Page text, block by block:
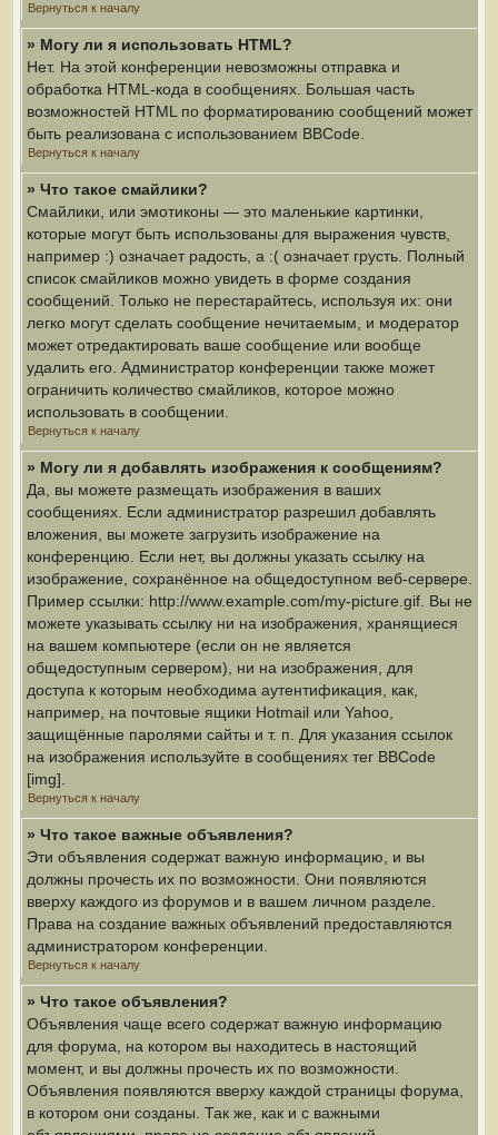
Вернуться к началу
» Могу ли я использовать HTML?
Нет. На этой конференции невозможны отправка и
обработка HTML-кода в сообщениях. Большая часть
возможностей HTML по форматированию сообщений может
быть реализована с использованием BBCode.
Вернуться к началу
» Что такое смайлики?
Смайлики, или эмотиконы — это маленькие картинки,
которые могут быть использованы для выражения чувств,
например :) означает радость, а :( означает грусть. Полный
список смайликов можно увидеть в форме создания
сообщений. Только не перестарайтесь, используя их: они
легко могут сделать сообщение нечитаемым, и модератор
может отредактировать ваше сообщение или вообще
удалить его. Администратор конференции также может
ограничить количество смайликов, которое можно
использовать в сообщении.
Вернуться к началу
» Могу ли я добавлять изображения к сообщениям?
Да, вы можете размещать изображения в ваших
сообщениях. Если администратор разрешил добавлять
вложения, вы можете загрузить изображение на
конференцию. Если нет, вы должны указать ссылку на
изображение, сохранённое на общедоступном веб-сервере.
Пример ссылки: http://www.example.com/my-picture.gif. Вы не
можете указывать ссылку ни на изображения, хранящиеся
на вашем компьютере (если он не является
общедоступным сервером), ни на изображения, для
доступа к которым необходима аутентификация, как,
например, на почтовые ящики Hotmail или Yahoo,
защищённые паролями сайты и т. п. Для указания ссылок
на изображения используйте в сообщениях тег BBCode
[img].
Вернуться к началу
» Что такое важные объявления?
Эти объявления содержат важную информацию, и вы
должны прочесть их по возможности. Они появляются
вверху каждого из форумов и в вашем личном разделе.
Права на создание важных объявлений предоставляются
администратором конференции.
Вернуться к началу
» Что такое объявления?
Объявления чаще всего содержат важную информацию
для форума, на котором вы находитесь в настоящий
момент, и вы должны прочесть их по возможности.
Объявления появляются вверху каждой страницы форума,
в котором они созданы. Так же, как и с важными